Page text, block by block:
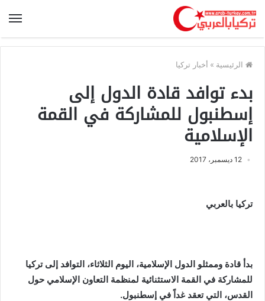
الرئيسية » أخبار تركيا
بدء توافد قادة الدول إلى
إسطنبول للمشاركة في القمة
الإسلامية
12 ديسمبر، 2017
تركيا بالعربي
بدأ قادة وممثلو الدول الإسلامية، اليوم الثلاثاء، التوافد إلى تركيا
للمشاركة في القمة الاستثنائية لمنظمة التعاون الإسلامي حول
القدس، التي تعقد غداً في إسطنبول.